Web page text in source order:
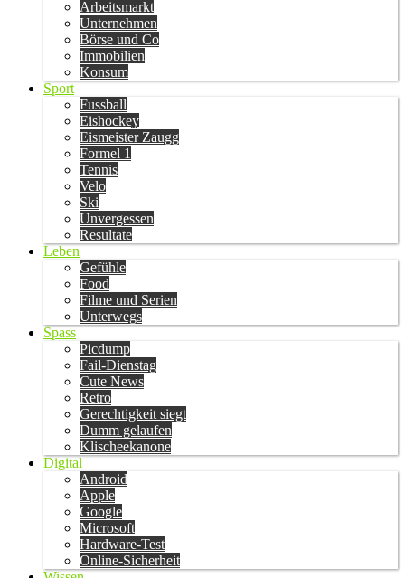
Arbeitsmarkt
Unternehmen
Börse und Co
Immobilien
Konsum
Sport
Fussball
Eishockey
Eismeister Zaugg
Formel 1
Tennis
Velo
Ski
Unvergessen
Resultate
Leben
Gefühle
Food
Filme und Serien
Unterwegs
Spass
Picdump
Fail-Dienstag
Cute News
Retro
Gerechtigkeit siegt
Dumm gelaufen
Klischeekanone
Digital
Android
Apple
Google
Microsoft
Hardware-Test
Online-Sicherheit